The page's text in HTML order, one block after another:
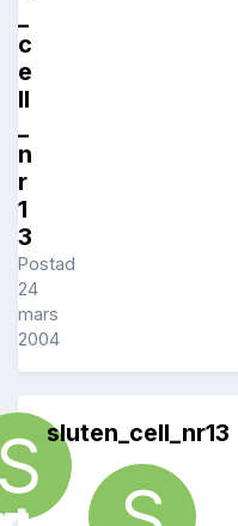
_
c
e
ll
_
n
r
1
3
Postad
24
mars
2004
sluten_cell_nr13